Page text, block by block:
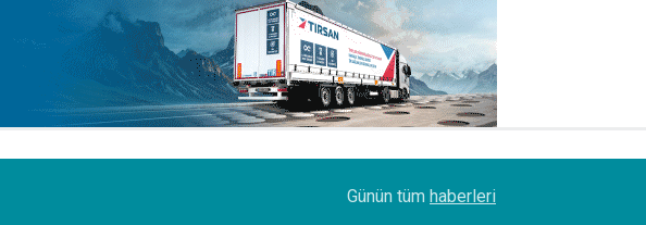
SOCAR Terminal de, MSC Tiger Servisi'nin
Günün tüm haberleri